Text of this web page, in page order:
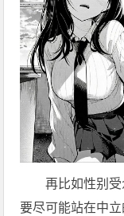
再比如性别
要尽可能站在中